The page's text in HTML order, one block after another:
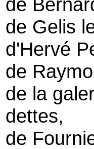
de Gelis
d'Hervé
de
de la
dettes,
de